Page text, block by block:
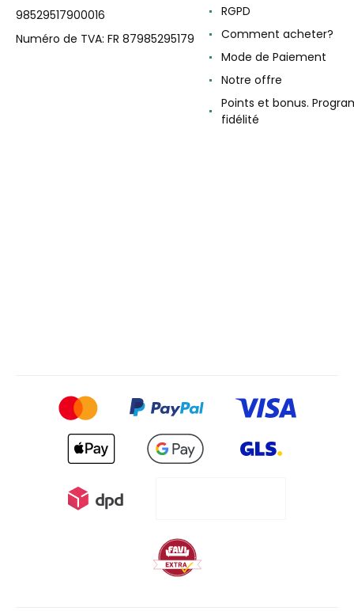
98529517900016
Numéro de TVA: FR 87985295179
RGPD
Comment acheter?
Mode de Paiement
Notre offre
Points et bonus.
fidélité